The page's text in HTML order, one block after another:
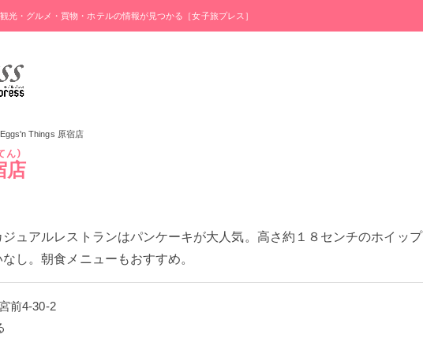
光・グルメ・買物・ホテルの情報が見つかる［女子旅プレス］
Eggs'n Things 原宿店
店
ん
ュアルレストランはパンケーキが大人気。高さ約１８センチのホイップ
し。朝食メニューもおすすめ。
前4-30-2